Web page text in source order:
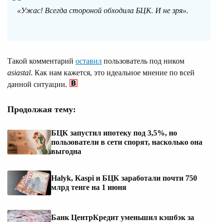
«Ужас! Всегда стороной обходила БЦК. И не зря».
Такой комментарий оставил пользователь под ником
asiastal. Как нам кажется, это идеальное мнение по всей
данной ситуации.
Продолжая тему:
БЦК запустил ипотеку под 3,5%, но
пользователи в сети спорят, насколько она
выгодна
Halyk, Kaspi и БЦК заработали почти 750
млрд тенге на 1 июня
Банк ЦентрКредит уменьшил кэшбэк за